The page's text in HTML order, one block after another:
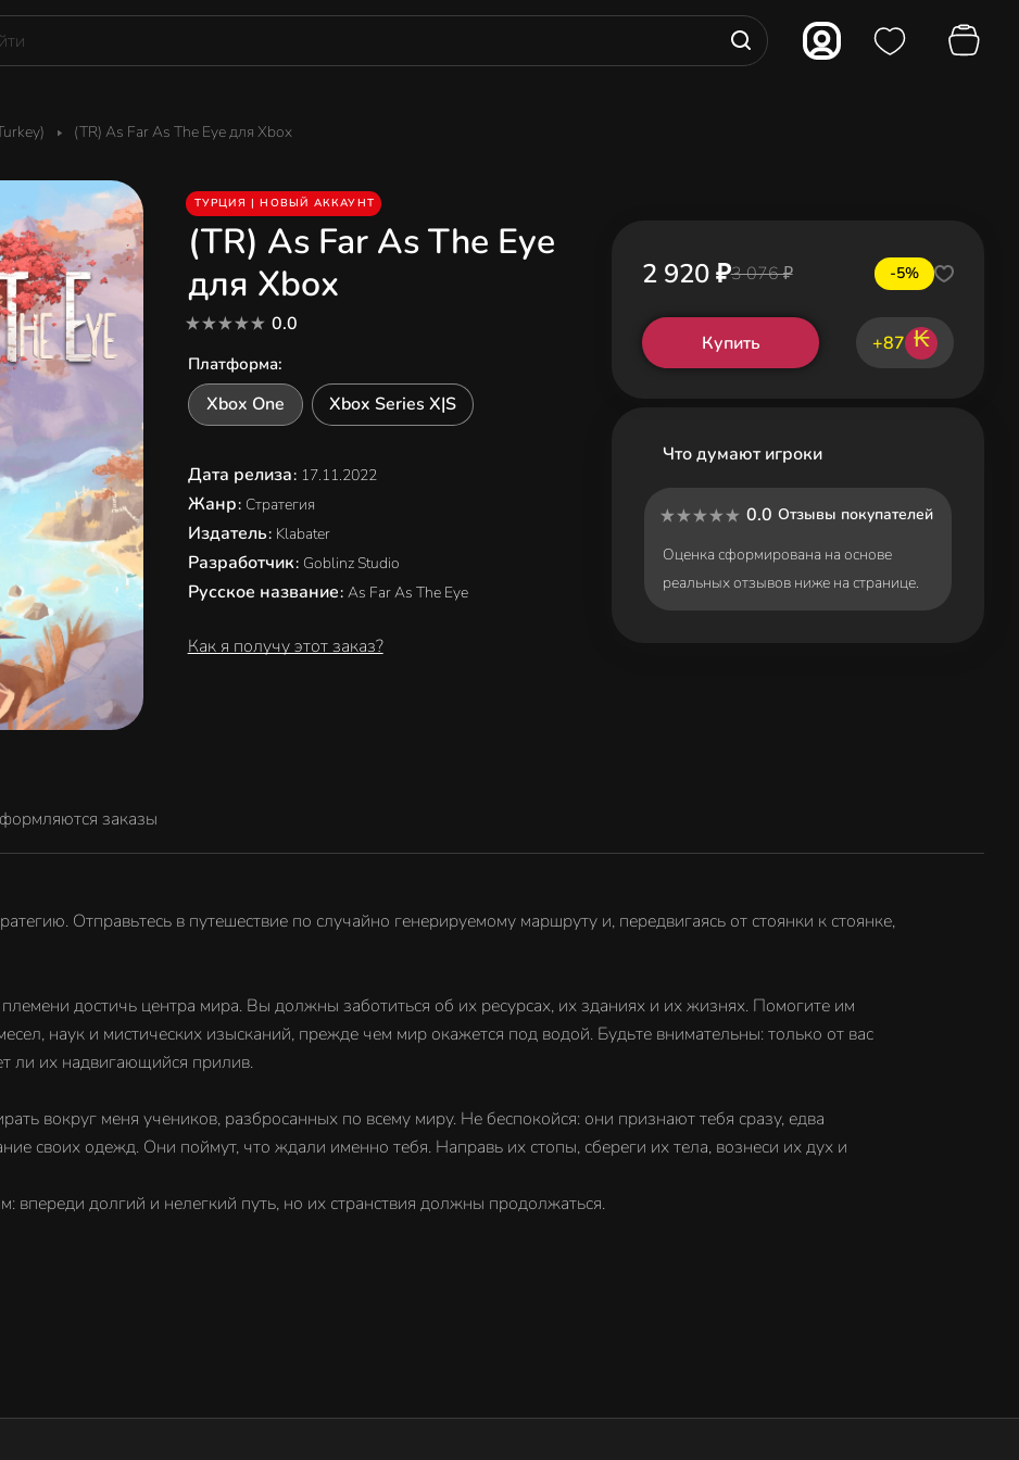
(TR) As Far As The Eye для Xbox
ТУРЦИЯ | НОВЫЙ АККАУНТ
(TR) As Far As The Eye
для Xbox
0.0
Платформа:
Xbox One Xbox Series X|S
Дата релиза: 17.11.2022
Жанр: Стратегия
Издатель: Klabater
Разработчик: Goblinz Studio
Русское название: As Far As The Eye
Как я получу этот заказ?
2 920 ₽3 076 ₽ -5%
Купить +87 ₭
Что думают игроки
0.0 Отзывы покупателей
Оценка сформирована на основе
реальных отзывов ниже на странице.
заказы
Отправьтесь в путешествие по случайно генерируемому маршруту и, передвигаясь от стоянки к стоянке,
достичь центра мира. Вы должны заботиться об их ресурсах, их зданиях и их жизнях. Помогите им
наук и мистических изысканий, прежде чем мир окажется под водой. Будьте внимательны: только от вас
ли их надвигающийся прилив.
вокруг меня учеников, разбросанных по всему миру. Не беспокойся: они признают тебя сразу, едва
своих одежд. Они поймут, что ждали именно тебя. Направь их стопы, сбереги их тела, вознеси их дух и
впереди долгий и нелегкий путь, но их странствия должны продолжаться.